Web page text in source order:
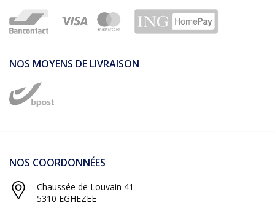
NOS MOYENS DE LIVRAISON
NOS COORDONNÉES
Chaussée de Louvain 41
5310 EGHEZEE